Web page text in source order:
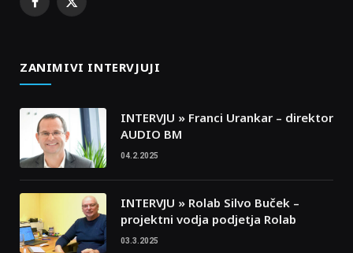
Facebook
X
ZANIMIVI INTERVJUJI
INTERVJU » Franci Urankar – direktor
AUDIO BM
04.2.2025
INTERVJU » Rolab Silvo Buček –
projektni vodja podjetja Rolab
03.3.2025